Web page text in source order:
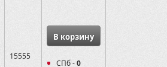
15555
В корзину
СПб -0